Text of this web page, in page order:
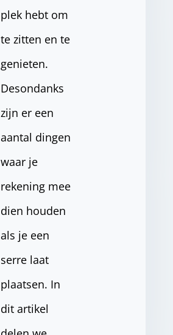
plek hebt om
te zitten en te
genieten.
Desondanks
zijn er een
aantal dingen
waar je
rekening mee
dien houden
als je een
serre laat
plaatsen. In
dit artikel